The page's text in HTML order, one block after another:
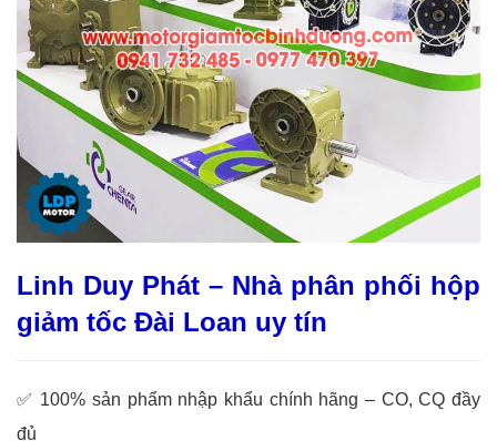
Linh Duy Phát – Nhà phân phối hộp
giảm tốc Đài Loan uy tín
✅ 100% sản phẩm nhập khẩu chính hãng – CO, CQ đầy
đủ